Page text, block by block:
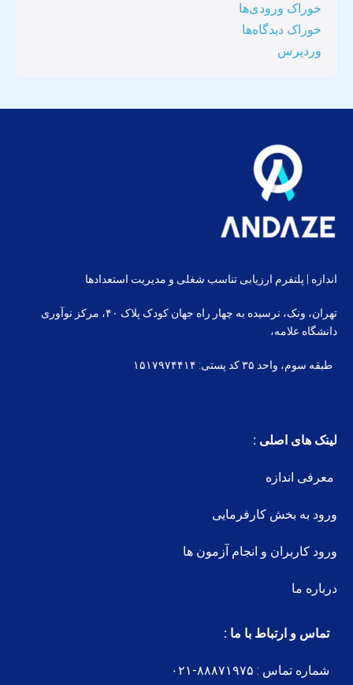
خوراک ورودی‌ها
خوراک دیدگاه‌ها
وردپرس
اندازه | پلتفرم ارزیابی تناسب شغلی و مدیریت استعدادها
تهران، ونک، نرسیده به چهار راه جهان کودک پلاک ۴۰، مرکز نوآوری
دانشگاه علامه،
طبقه سوم، واحد ۳۵ کد پستی: ۱۵۱۷۹۷۴۴۱۴
لینک های اصلی :
معرفی اندازه
ورود به بخش کارفرمایی
ورود کاربران و انجام آزمون ها
درباره ما
تماس و ارتباط با ما :
شماره تماس : ۸۸۸۷۱۹۷۵-۰۲۱